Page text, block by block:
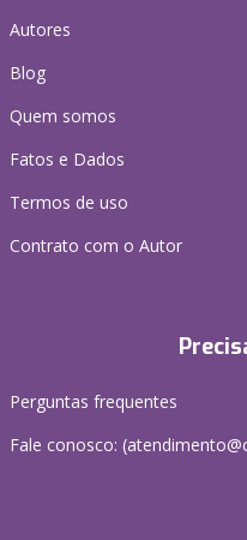
Autores
Blog
Quem somos
Fatos e Dados
Termos de uso
Contrato com o Autor
Perguntas frequentes
Fale conosco: (